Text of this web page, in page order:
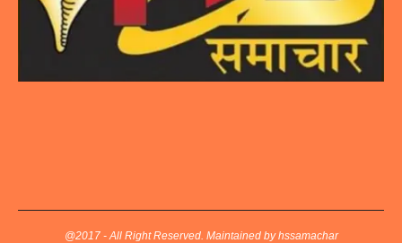
@2017 - All Right Reserved. Maintained by hssamachar